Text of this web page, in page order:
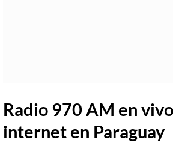
Radio 970 AM en
internet en Paraguay